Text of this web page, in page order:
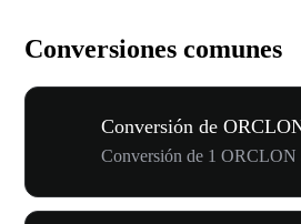
Conversiones comunes
Conversión de
Conversión de 1 ORCLON